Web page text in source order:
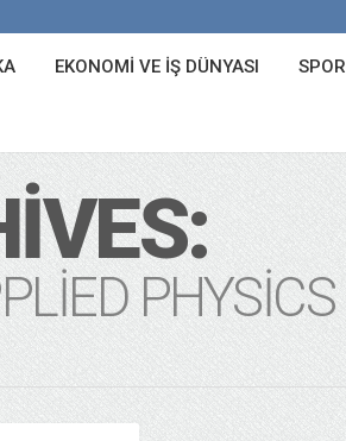
EKONOMI VE İŞ DÜNYASI SPOR
PHYSICS